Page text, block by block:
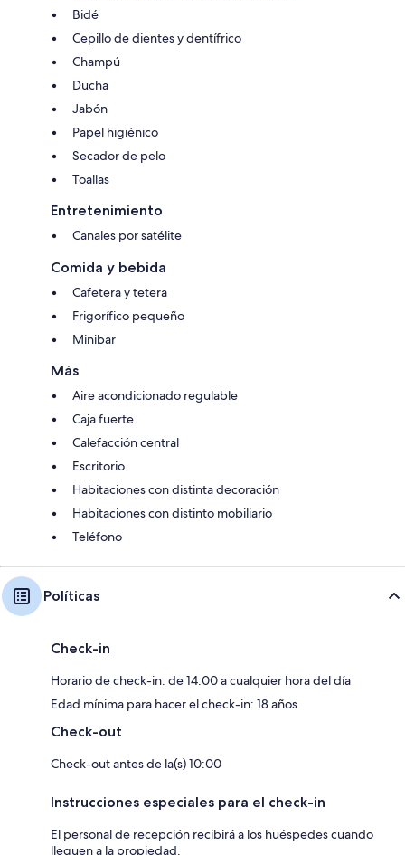
Bidé
Cepillo de dientes y dentífrico
Champú
Ducha
Jabón
Papel higiénico
Secador de pelo
Toallas
Entretenimiento
Canales por satélite
Comida y bebida
Cafetera y tetera
Frigorífico pequeño
Minibar
Más
Aire acondicionado regulable
Caja fuerte
Calefacción central
Escritorio
Habitaciones con distinta decoración
Habitaciones con distinto mobiliario
Teléfono
Políticas
Check-in
Horario de check-in: de 14:00 a cualquier hora del día
Edad mínima para hacer el check-in: 18 años
Check-out
Check-out antes de la(s) 10:00
Instrucciones especiales para el check-in
El personal de recepción recibirá a los huéspedes cuando
lleguen a la propiedad.